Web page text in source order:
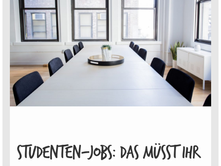
STUDENTEN-JOBS: DAS MÜSST IHR